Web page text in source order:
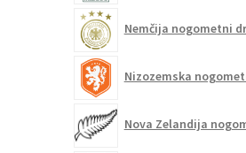
Nemčija nogometni
Nizozemska
Nova Zelandija